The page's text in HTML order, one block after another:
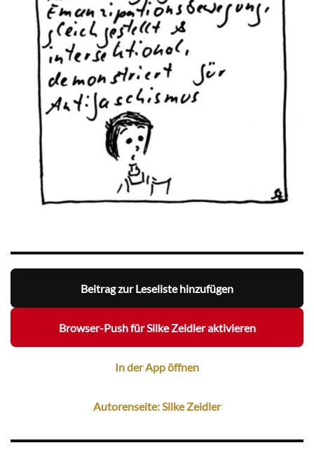
Beitrag zur Leseliste hinzufügen
Browser-Push für Silke Zeidler aktivieren
In der App öffnen
Autorenseite: Silke Zeidler